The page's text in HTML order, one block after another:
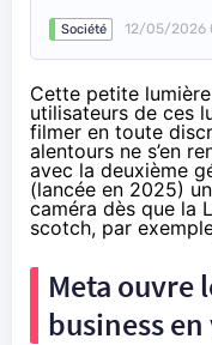
Société 12/05/2026
Cette petite
utilisateurs de ces
filmer en toute
alentours ne s’en
avec la deuxième
(lancée en 2025)
caméra dès que la
scotch, par
Meta ouvre
business